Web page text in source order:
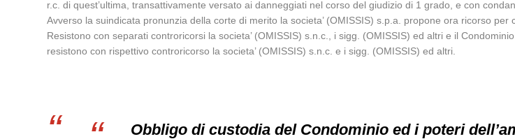
r.c. di quest’ultima, transattivamente versato ai danneggiati nel corso del giudizio di 1 grado, e con
Avverso la suindicata pronunzia della corte di merito la societa’ (OMISSIS) s.p.a. propone ora ricorso
Resistono con separati controricorsi la societa’ (OMISSIS) s.n.c., i sigg. (OMISSIS) ed altri e il
resistono con rispettivo controricorso la societa’ (OMISSIS) s.n.c. e i sigg. (OMISSIS) ed altri.
Obbligo di custodia del Condominio ed i poteri